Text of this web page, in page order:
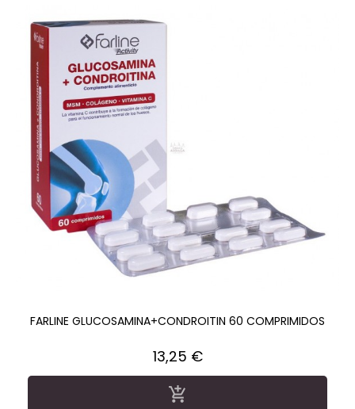
FARLINE GLUCOSAMINA+CONDROITIN 60 COMPRIMIDOS
Precio
13,25 €
